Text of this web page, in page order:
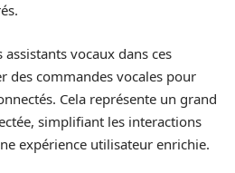
vocaux dans ces
des commandes vocales pour
Cela représente un grand
simplifiant les interactions
expérience utilisateur enrichie.